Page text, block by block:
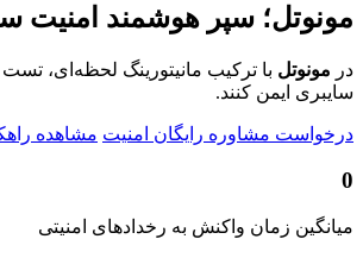
مونوتل؛ سپر هوشمند امنیت
در مونوتل با ترکیب مانیتورینگ لحظه‌ای،
سایبری ایمن کنند.
درخواست مشاوره رایگان امنیت مشاهده
0
میانگین زمان واکنش به رخدادهای امنیتی